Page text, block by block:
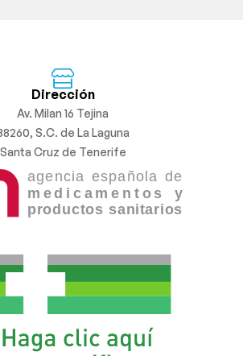
Dirección
Av. Milan 16 Tejina
S.C. de La Laguna
Santa Cruz de Tenerife